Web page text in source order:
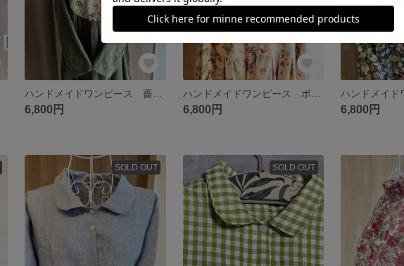
6,800円 6,800円 6,800円
SOLD OUT SOLD OUT